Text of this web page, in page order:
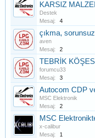
KARSIZ
Destek
Mesaj:
4
çıkma,
aven
Mesaj:
2
TEBRİK KÖŞESİ
forumcu33
Mesaj:
3
Autocom CDP
MSC Elektronik
Mesaj:
2
MSC
x-calibur
Mesaj:
1